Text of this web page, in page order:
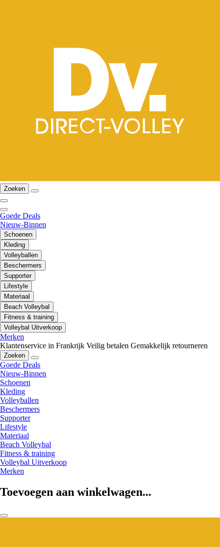
Zoeken
Goede Deals
Nieuw-Binnen
Schoenen
Kleding
Volleyballen
Beschermers
Supporter
Lifestyle
Materiaal
Beach Volleybal
Fitness & training
Volleybal Uitverkoop
Merken
Klantenservice in Frankrijk Veilig betalen Gemakkelijk retourneren
Zoeken
Goede Deals
Nieuw-Binnen
Schoenen
Kleding
Volleyballen
Beschermers
Supporter
Lifestyle
Materiaal
Beach Volleybal
Fitness & training
Volleybal Uitverkoop
Merken
Toevoegen aan winkelwagen...